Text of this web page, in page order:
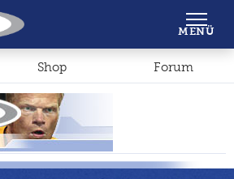
Shop Forum